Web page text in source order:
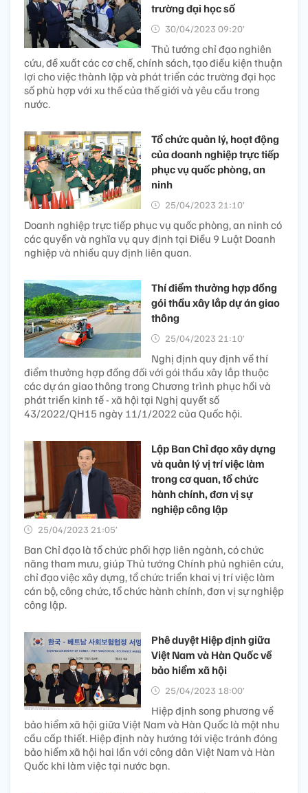
trường đại học số
30/04/2023 09:20’
Thủ tướng chỉ đạo nghiên
cứu, đề xuất các cơ chế, chính sách, tạo điều kiện thuận
lợi cho việc thành lập và phát triển các trường đại học
số phù hợp với xu thế của thế giới và yêu cầu trong
nước.
Tổ chức quản lý, hoạt động
của doanh nghiệp trực tiếp
phục vụ quốc phòng, an
ninh
25/04/2023 21:10’
Doanh nghiệp trực tiếp phục vụ quốc phòng, an ninh có
các quyền và nghĩa vụ quy định tại Điều 9 Luật Doanh
nghiệp và nhiều quy định liên quan.
Thí điểm thưởng hợp đồng
gói thầu xây lắp dự án giao
thông
25/04/2023 21:10’
Nghị định quy định về thí
điểm thưởng hợp đồng đối với gói thầu xây lắp thuộc
các dự án giao thông trong Chương trình phục hồi và
phát triển kinh tế - xã hội tại Nghị quyết số
43/2022/QH15 ngày 11/1/2022 của Quốc hội.
Lập Ban Chỉ đạo xây dựng
và quản lý vị trí việc làm
trong cơ quan, tổ chức
hành chính, đơn vị sự
nghiệp công lập
25/04/2023 21:05’
Ban Chỉ đạo là tổ chức phối hợp liên ngành, có chức
năng tham mưu, giúp Thủ tướng Chính phủ nghiên cứu,
chỉ đạo việc xây dựng, tổ chức triển khai vị trí việc làm
cán bộ, công chức, tổ chức hành chính, đơn vị sự nghiệp
công lập.
Phê duyệt Hiệp định giữa
Việt Nam và Hàn Quốc về
bảo hiểm xã hội
25/04/2023 18:00’
Hiệp định song phương về
bảo hiểm xã hội giữa Việt Nam và Hàn Quốc là một nhu
cầu cấp thiết. Hiệp định này hướng tới việc tránh đóng
bảo hiểm xã hội hai lần với công dân Việt Nam và Hàn
Quốc khi làm việc tại nước bạn.